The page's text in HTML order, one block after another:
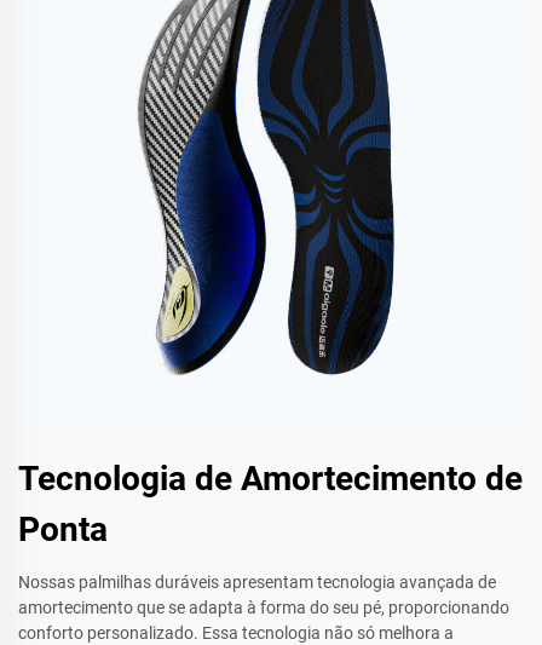
Tecnologia de Amortecimento de
Ponta
Nossas palmilhas duráveis apresentam tecnologia avançada de
amortecimento que se adapta à forma do seu pé, proporcionando
conforto personalizado. Essa tecnologia não só melhora a